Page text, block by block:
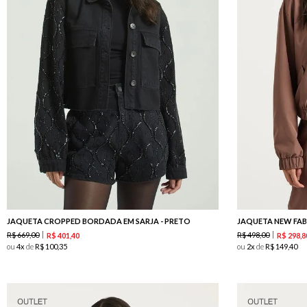
JAQUETA CROPPED BORDADA EM SARJA - PRETO
R$669,00 R$ 401 40
ou 4 deR$ 100,35
JAQUETA NEW
R$498,00 R$ 298
ou 2 deR$ 14940